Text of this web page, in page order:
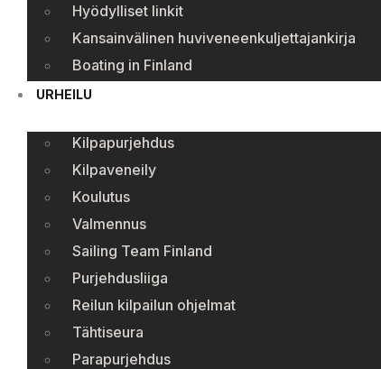
Hyödylliset linkit
Kansainvälinen huviveneenkuljettajankirja
Boating in Finland
URHEILU
Kilpapurjehdus
Kilpaveneily
Koulutus
Valmennus
Sailing Team Finland
Purjehdusliiga
Reilun kilpailun ohjelmat
Tähtiseura
Parapurjehdus